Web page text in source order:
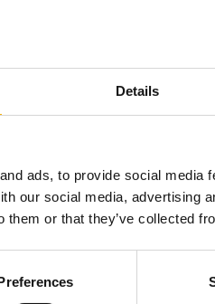
Details
ads, to provide social media
our social media, advertising
them or that they’ve collected
4x7 m
jest intuicyjny i pozwala
mebli
że żagiel chroni przed
w codziennej eksploatacji.
temperaturę pod żaglem,
blaknięcie,
konserwacji, wystarczy
ale i nowoczesny akcent
tarasów, pergolach
, ale również